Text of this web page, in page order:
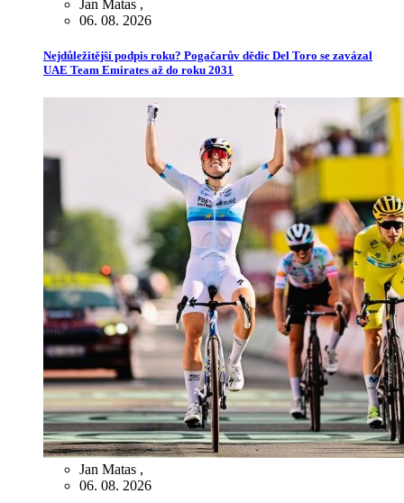
Jan Matas ,
06. 08. 2026
Nejdůležitější podpis roku? Pogačarův dědic Del Toro se zavázal
UAE Team Emirates až do roku 2031
Jan Matas ,
06. 08. 2026